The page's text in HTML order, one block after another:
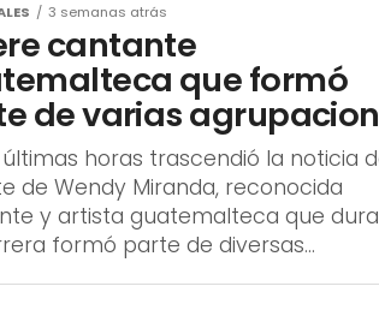
3 semanas atrás
cantante
que formó
de varias
últimas horas trascendió la noticia
de Wendy Miranda, reconocida
y artista guatemalteca que
formó parte de diversas...